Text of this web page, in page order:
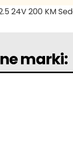
24V 200 KM
marki: